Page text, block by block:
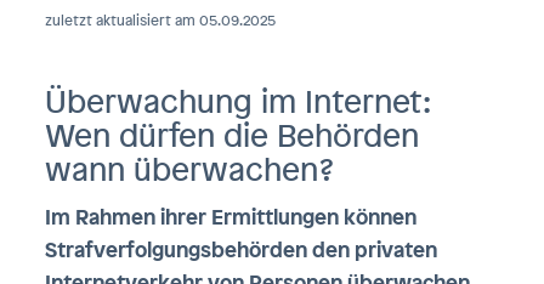
zuletzt aktualisiert am 05.09.2025
Überwachung im Internet:
Wen dürfen die Behörden
wann überwachen?
Im Rahmen ihrer Ermittlungen können
Strafverfolgungsbehörden den privaten